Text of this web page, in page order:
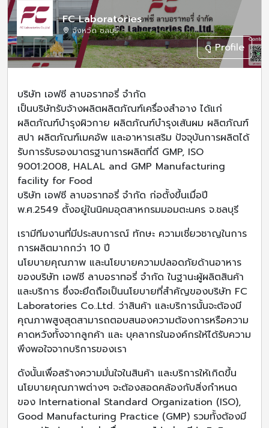
FC Laboratories
จังหวัด ชลบุรี
ดู Profile
บริษัท เอฟซี ลาบอราทอรี่ จำกัด
เป็นบริษัทรับจ้างผลิตผลิตภัณฑ์เครื่องสำอาง ได้แก่
ผลิตภัณฑ์บำรุงผิวกาย ผลิตภัณฑ์บำรุงเส้นผม ผลิตภัณฑ์
สปา ผลิตภัณฑ์เมคอัพ และอาหารเสริม ปัจจุบันการผลิตได้
รับการรับรองมาตรฐานการผลิตที่ดี GMP, ISO
9001:2008, HALAL and GMP Manufacturing
facility for Food
บริษัท เอฟซี ลาบอราทอรี่ จำกัด ก่อตั้งขึ้นเมื่อปี
พ.ศ.2549 ตั้งอยู่ในนิคมอุตสาหกรมมอมตะนคร จ.ชลบุรี
เรามีทีมงานที่มีประสบการณ์ ทักษะ ความเชี่ยวชาญในการ
การผลิตมากกว่า 10 ปี
นโยบายคุณภาพ และนโยบายความปลอดภัยด้านอาหาร
ของบริษัท เอฟซี ลาบอราทอรี่ จำกัด ในฐานะผู้ผลิตสินค้า
และบริการ ซึ่งจะยึดถือเป็นนโยบายที่สำคัญของบริษัท FC
Laboratories Co..Ltd. ว่าสินค้า และบริการนั้นจะต้องมี
คุณภาพสูงสุดสามารถตอบสนองความต้องการหรือความ
คาดหวังทั้งจากลูกค้า และ บุคลากรในองค์กรให้ได้รับความ
พึงพอใจจากบริการของเรา
ดังนั้นเพื่อสร้างความมั่นใจในสินค้า และบริการให้เกิดขึ้น
นโยบายคุณภาพต่างๆ จะต้องสอดคล้องกับสิ่งกำหนด
ของ International Standard Organization (ISO),
Good Manufacturing Practice (GMP) รวมทั้งต้องมี